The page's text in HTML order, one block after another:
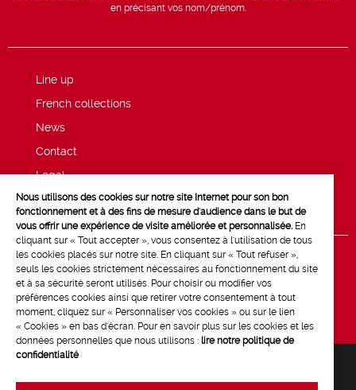
en précisant vos nom/prénom.
Line up
French collections
News
Contact
Legal
Privacy and cookie policy
Nous utilisons des cookies sur notre site Internet pour son bon
fonctionnement et à des fins de mesure d'audience dans le but de
vous offrir une expérience de visite améliorée et personnalisée. En
cliquant sur « Tout accepter », vous consentez à l'utilisation de tous
les cookies placés sur notre site. En cliquant sur « Tout refuser »,
seuls les cookies strictement nécessaires au fonctionnement du site
et à sa sécurité seront utilisés. Pour choisir ou modifier vos
préférences cookies ainsi que retirer votre consentement à tout
moment, cliquez sur « Personnaliser vos cookies » ou sur le lien
« Cookies » en bas d'écran. Pour en savoir plus sur les cookies et les
données personnelles que nous utilisons : lire notre politique de
confidentialité